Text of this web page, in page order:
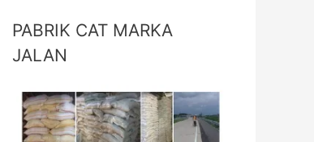
PABRIK CAT MARKA
JALAN